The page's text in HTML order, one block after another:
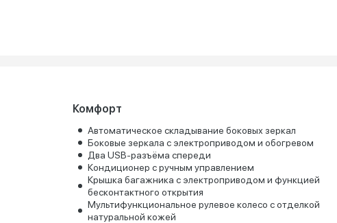
Комфорт
Автоматическое складывание боковых зеркал
Боковые зеркала с электроприводом и обогревом
Два USB-разъёма спереди
Кондиционер с ручным управлением
Крышка багажника с электроприводом и функцией
бесконтактного открытия
Мультифункциональное рулевое колесо с отделкой
натуральной кожей